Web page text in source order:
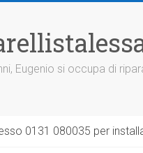
Eugenio si occupa di
0131 080035 per